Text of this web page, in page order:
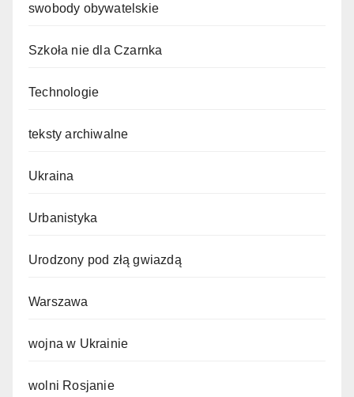
swobody obywatelskie
Szkoła nie dla Czarnka
Technologie
teksty archiwalne
Ukraina
Urbanistyka
Urodzony pod złą gwiazdą
Warszawa
wojna w Ukrainie
wolni Rosjanie